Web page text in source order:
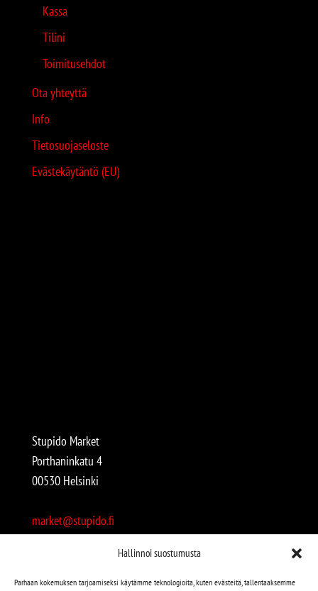
Hallinnoi suostumusta
Parhaan kokemuksen tarjoamiseksi käytämme teknologioita, kuten evästeitä, tallentaaksemme
Kassa
Tilini
Toimitusehdot
Ota yhteyttä
Info
Tietosuojaseloste
Evästekäytäntö (EU)
Stupido Market
Porthaninkatu 4
00530 Helsinki
market@stupido.fi
Avoinna: